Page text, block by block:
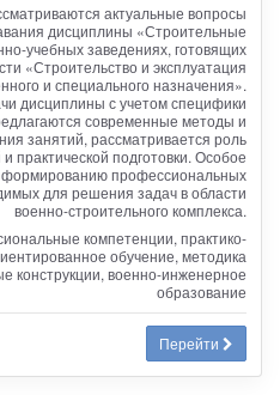
актуальные вопросы
дисциплины «Строительные
учебных заведениях, готовящих
«Строительство и эксплуатация
и специального назначения».
дисциплины с учетом специфики
современные методы и
занятий, рассматривается роль
практической подготовки. Особое
профессиональных
для решения задач в области
военно-строительного комплекса.
компетенции, практико-
обучение, методика
конструкции, военно-инженерное
образование
Перейти